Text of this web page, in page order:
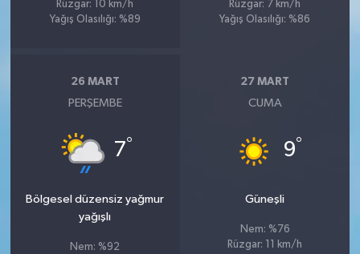
Rüzgar: 10 km/h
Yağış Olasılığı: %89
Rüzgar: 7 km/h
Yağış Olasılığı: %86
26 MART
PERŞEMBE
7°
Bölgesel düzensiz yağmur
yağışlı
Nem: %92
27 MART
CUMA
9°
Güneşli
Nem: %76
Rüzgar: 11 km/h